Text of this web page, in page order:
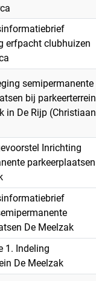
erfpacht clubhuizen
semipermanente
bij parkeerterrein
in De Rijp (Christiaan
Inrichting
parkeerplaatsen
De Meelzak
1. Indeling
De Meelzak